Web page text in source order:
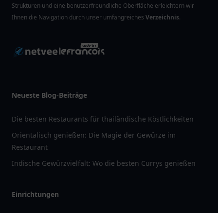
Strukturen und eine benutzerfreundliche Oberfläche erleichtern wir
Ihnen die Navigation durch unser umfangreiches Verzeichnis.
Neueste Blog-Beiträge
Die besten Restaurants für thailändische Köstlichkeiten
Orientalisch genießen: Die Magie der Gewürze im
Restaurant
Indische Gewürzvielfalt: Wo die besten Currys genießen
Einrichtungen